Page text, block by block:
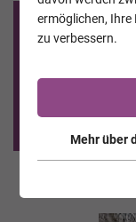
Sie sind noch
>> zur
ermöglichen,
zu verbessern.
Mehr über